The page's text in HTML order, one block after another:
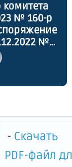
№ 160-р
№
- Скачать
PDF-файл